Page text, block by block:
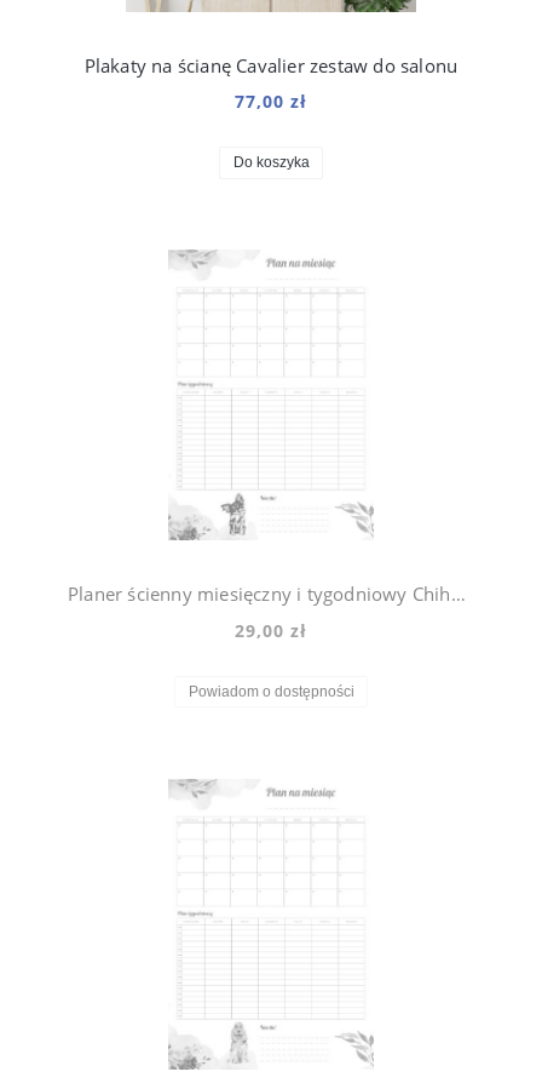
Plakaty na ścianę Cavalier zestaw do salonu
77,00 zł
Do koszyka
Planer ścienny miesięczny i tygodniowy Chihuahua Violet
29,00 zł
Powiadom o dostępności